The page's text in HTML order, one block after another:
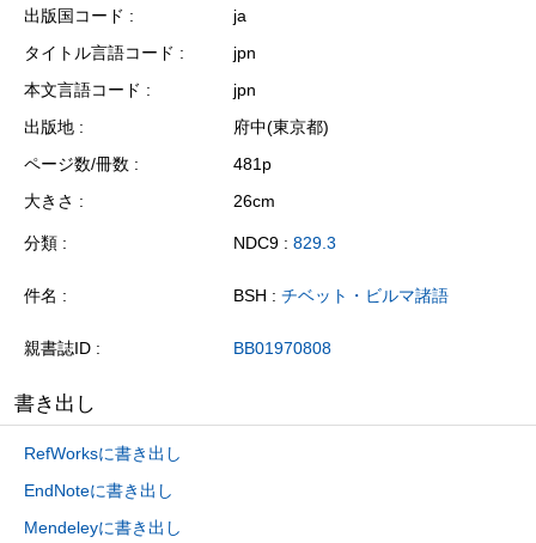
出版国コード
ja
タイトル言語コード
jpn
本文言語コード
jpn
出版地
府中(東京都)
ページ数/冊数
481p
大きさ
26cm
分類 NDC9 : 829.3
件名 BSH : チベット・ビルマ諸語
親書誌ID BB01970808
書き出し
RefWorksに書き出し
EndNoteに書き出し
Mendeleyに書き出し